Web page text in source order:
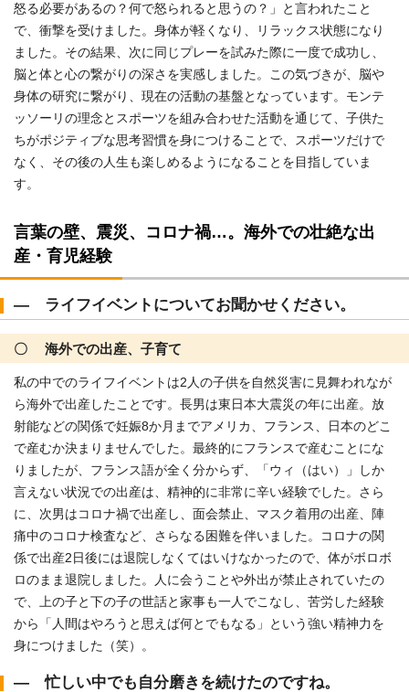
怒る必要があるの？何で怒られると思うの？」と言われたこと
で、衝撃を受けました。身体が軽くなり、リラックス状態になり
ました。その結果、次に同じプレーを試みた際に一度で成功し、
脳と体と心の繋がりの深さを実感しました。この気づきが、脳や
身体の研究に繋がり、現在の活動の基盤となっています。モンテ
ッソーリの理念とスポーツを組み合わせた活動を通じて、子供た
ちがポジティブな思考習慣を身につけることで、スポーツだけで
なく、その後の人生も楽しめるようになることを目指していま
す。
言葉の壁、震災、コロナ禍…。海外での壮絶な出
産・育児経験
― ライフイベントについてお聞かせください。
〇 海外での出産、子育て
私の中でのライフイベントは2人の子供を自然災害に見舞われなが
ら海外で出産したことです。長男は東日本大震災の年に出産。放
射能などの関係で妊娠8か月までアメリカ、フランス、日本のどこ
で産むか決まりませんでした。最終的にフランスで産むことにな
りましたが、フランス語が全く分からず、「ウィ（はい）」しか
言えない状況での出産は、精神的に非常に辛い経験でした。さら
に、次男はコロナ禍で出産し、面会禁止、マスク着用の出産、陣
痛中のコロナ検査など、さらなる困難を伴いました。コロナの関
係で出産2日後には退院しなくてはいけなかったので、体がボロボ
ロのまま退院しました。人に会うことや外出が禁止されていたの
で、上の子と下の子の世話と家事も一人でこなし、苦労した経験
から「人間はやろうと思えば何とでもなる」という強い精神力を
身につけました（笑）。
― 忙しい中でも自分磨きを続けたのですね。